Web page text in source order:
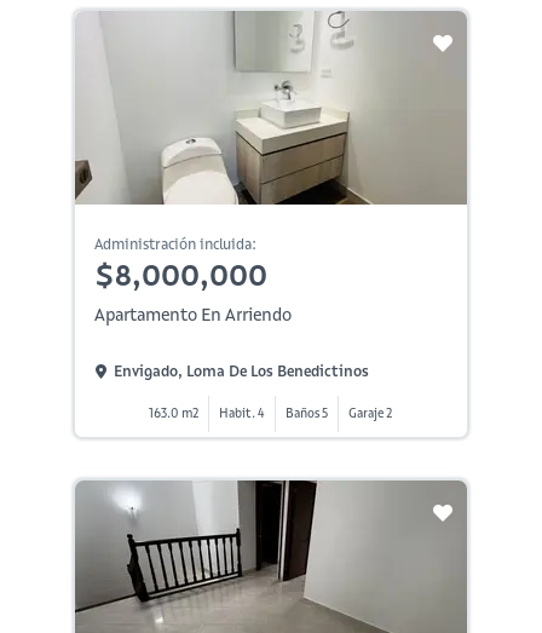
Administración incluida:
$8,000,000
Apartamento En Arriendo
Envigado, Loma De Los Benedictinos
163.0 m2 Habit. 4 Baños 5 Garaje 2